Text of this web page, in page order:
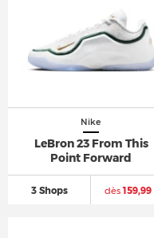
Nike
LeBron 23 From This
Point Forward
3 Shops dès